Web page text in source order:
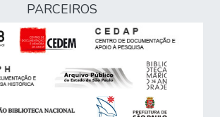
PARCEIROS